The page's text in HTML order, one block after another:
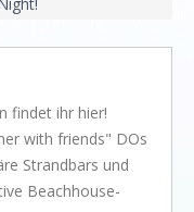
findet ihr hier!
with friends" DOs
Strandbars und
Beachhouse-